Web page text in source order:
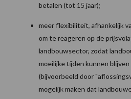
betalen (tot 15 jaar);
meer flexibiliteit, afhankelijk
om te reageren op de
landbouwsector, zodat
moeilijke tijden kunnen
(bijvoorbeeld door
mogelijk maken dat